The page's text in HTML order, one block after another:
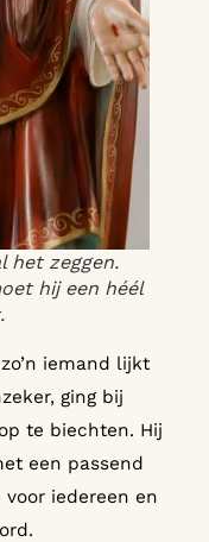
het zeggen.
hij een héél
iemand lijkt
ging bij
te biechten. Hij
een passend
iedereen en